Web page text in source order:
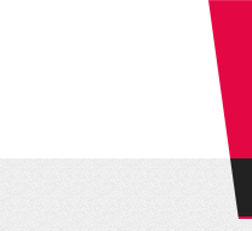
Cookies management panel